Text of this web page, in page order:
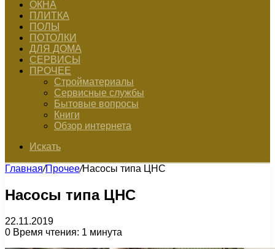
ОКНА
ПЛИТКА
ПОЛЫ
ПОТОЛКИ
ДЛЯ ДОМА
СЕРВИСЫ
ПРОЧЕЕ
Стройматериалы
Сервисные службы
Бытовые вопросы
Книги
Обзор интернета
Искать
Главная/Прочее/Насосы типа ЦНС
Насосы типа ЦНС
22.11.2019
0 Время чтения: 1 минута